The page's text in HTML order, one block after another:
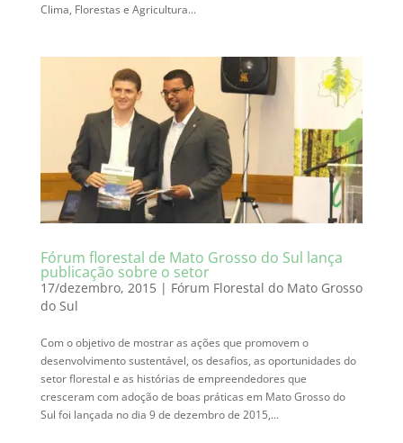
Clima, Florestas e Agricultura...
Fórum florestal de Mato Grosso do Sul lança
publicação sobre o setor
17/dezembro, 2015| Fórum Florestal do Mato Grosso
do Sul
Com o objetivo de mostrar as ações que promovem o
desenvolvimento sustentável, os desafios, as oportunidades do
setor florestal e as histórias de empreendedores que
cresceram com adoção de boas práticas em Mato Grosso do
Sul foi lançada no dia 9 de dezembro de 2015,...